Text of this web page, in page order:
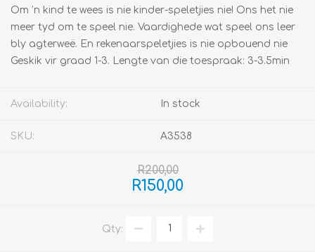
Om ’n kind te wees is nie kinder-speletjies nie! Ons het nie
meer tyd om te speel nie. Vaardighede wat speel ons leer
bly agterweë. En rekenaarspeletjies is nie opbouend nie
Geskik vir graad 1-3. Lengte van die toespraak: 3-3.5min
Availability: In stock
SKU: A3538
R200,00
R150,00
Qty: